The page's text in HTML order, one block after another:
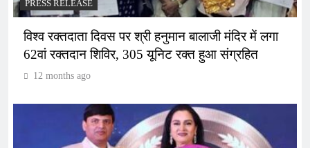
PRESS RELEASE
विश्व रक्तदाता दिवस पर श्री हनुमान बालाजी मंदिर में लगा
62वां रक्तदान शिविर, 305 यूनिट रक्त हुआ संग्रहित
12 months ago